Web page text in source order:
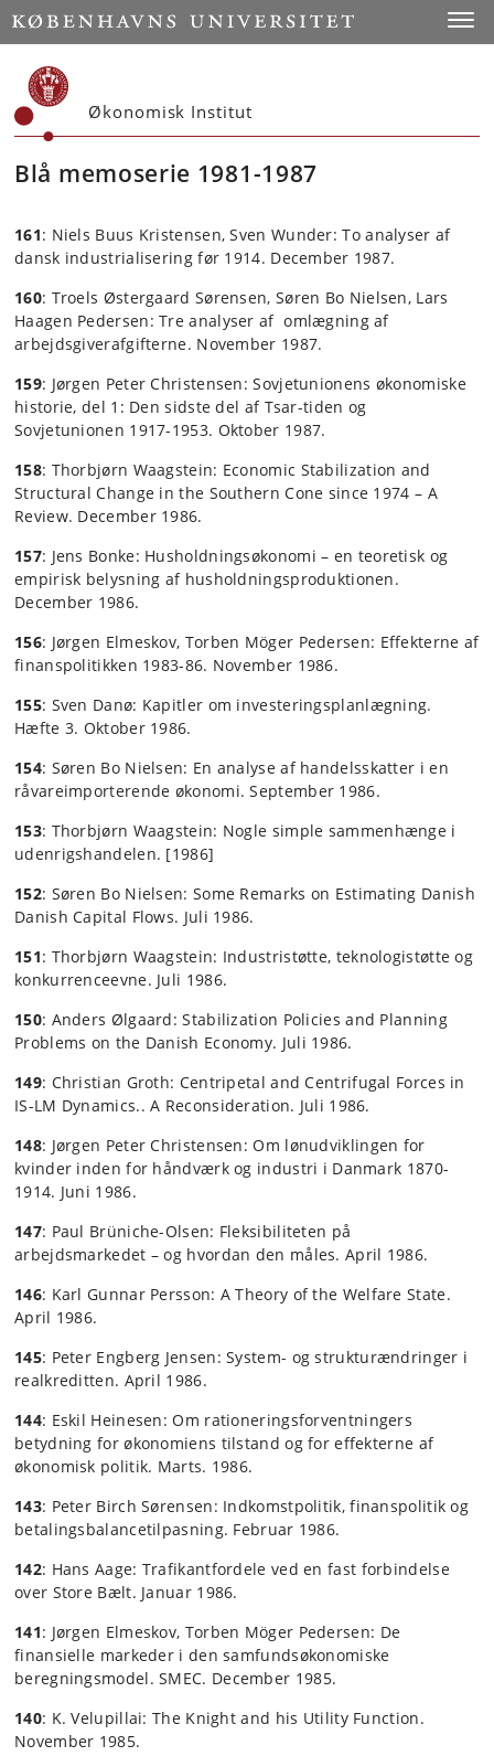
Start
Økonomisk Institut
Blå memoserie 1981-1987
161: Niels Buus Kristensen, Sven Wunder: To analyser af
dansk industrialisering før 1914. December 1987.
160: Troels Østergaard Sørensen, Søren Bo Nielsen, Lars
Haagen Pedersen: Tre analyser af omlægning af
arbejdsgiverafgifterne. November 1987.
159: Jørgen Peter Christensen: Sovjetunionens økonomiske
historie, del 1: Den sidste del af Tsar-tiden og
Sovjetunionen 1917-1953. Oktober 1987.
158: Thorbjørn Waagstein: Economic Stabilization and
Structural Change in the Southern Cone since 1974 – A
Review. December 1986.
157: Jens Bonke: Husholdningsøkonomi – en teoretisk og
empirisk belysning af husholdningsproduktionen.
December 1986.
156: Jørgen Elmeskov, Torben Möger Pedersen: Effekterne af
finanspolitikken 1983-86. November 1986.
155: Sven Danø: Kapitler om investeringsplanlægning.
Hæfte 3. Oktober 1986.
154: Søren Bo Nielsen: En analyse af handelsskatter i en
råvareimporterende økonomi. September 1986.
153: Thorbjørn Waagstein: Nogle simple sammenhænge i
udenrigshandelen. [1986]
152: Søren Bo Nielsen: Some Remarks on Estimating Danish
Danish Capital Flows. Juli 1986.
151: Thorbjørn Waagstein: Industristøtte, teknologistøtte og
konkurrenceevne. Juli 1986.
150: Anders Ølgaard: Stabilization Policies and Planning
Problems on the Danish Economy. Juli 1986.
149: Christian Groth: Centripetal and Centrifugal Forces in
IS-LM Dynamics.. A Reconsideration. Juli 1986.
148: Jørgen Peter Christensen: Om lønudviklingen for
kvinder inden for håndværk og industri i Danmark 1870-
1914. Juni 1986.
147: Paul Brüniche-Olsen: Fleksibiliteten på
arbejdsmarkedet – og hvordan den måles. April 1986.
146: Karl Gunnar Persson: A Theory of the Welfare State.
April 1986.
145: Peter Engberg Jensen: System- og strukturændringer i
realkreditten. April 1986.
144: Eskil Heinesen: Om rationeringsforventningers
betydning for økonomiens tilstand og for effekterne af
økonomisk politik. Marts. 1986.
143: Peter Birch Sørensen: Indkomstpolitik, finanspolitik og
betalingsbalancetilpasning. Februar 1986.
142: Hans Aage: Trafikantfordele ved en fast forbindelse
over Store Bælt. Januar 1986.
141: Jørgen Elmeskov, Torben Möger Pedersen: De
finansielle markeder i den samfundsøkonomiske
beregningsmodel. SMEC. December 1985.
140: K. Velupillai: The Knight and his Utility Function.
November 1985.